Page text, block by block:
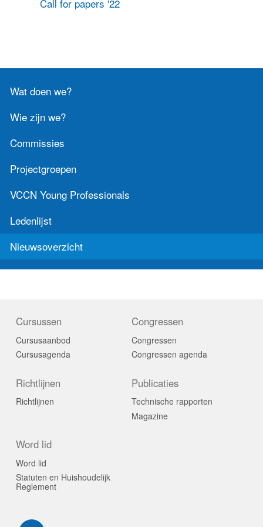
Call for papers '22
Wat doen we?
Wie zijn we?
Commissies
Projectgroepen
VCCN Young Professionals
Ledenlijst
Nieuwsoverzicht
Cursussen
Cursusaanbod
Cursusagenda
Congressen
Congressen
Congressen agenda
Richtlijnen
Richtlijnen
Publicaties
Technische rapporten
Magazine
Word lid
Word lid
Statuten en Huishoudelijk
Reglement
Contact